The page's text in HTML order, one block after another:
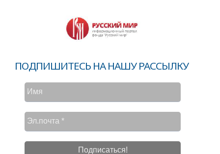
ПОДПИШИТЕСЬ НА НАШУ РАССЫЛКУ